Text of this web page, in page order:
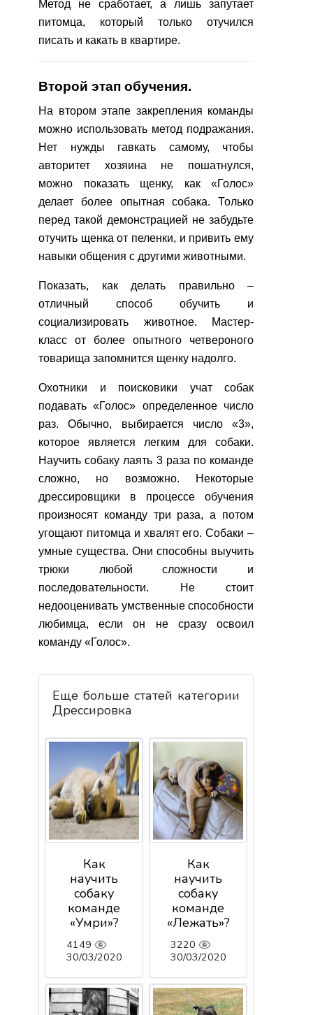
Метод не сработает, а лишь запутает
питомца, который только отучился
писать и какать в квартире.
Второй этап обучения.
На втором этапе закрепления команды
можно использовать метод подражания.
Нет нужды гавкать самому, чтобы
авторитет хозяина не пошатнулся,
можно показать щенку, как «Голос»
делает более опытная собака. Только
перед такой демонстрацией не забудьте
отучить щенка от пеленки, и привить ему
навыки общения с другими животными.
Показать, как делать правильно –
отличный способ обучить и
социализировать животное. Мастер-
класс от более опытного четвероного
товарища запомнится щенку надолго.
Охотники и поисковики учат собак
подавать «Голос» определенное число
раз. Обычно, выбирается число «3»,
которое является легким для собаки.
Научить собаку лаять 3 раза по команде
сложно, но возможно. Некоторые
дрессировщики в процессе обучения
произносят команду три раза, а потом
угощают питомца и хвалят его. Собаки –
умные существа. Они способны выучить
трюки любой сложности и
последовательности. Не стоит
недооценивать умственные способности
любимца, если он не сразу освоил
команду «Голос».
Еще больше статей категории
Дрессировка
Как
научить
собаку
команде
«Умри»?
4149
30/03/2020
Как
научить
собаку
команде
«Лежать»?
3220
30/03/2020